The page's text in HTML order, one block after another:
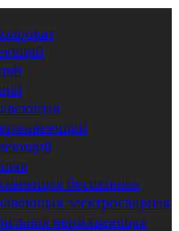
бесшовная
электросварная
нержавеющая